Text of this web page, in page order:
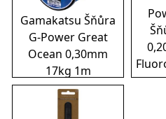
Gamakatsu Šňůra
G-Power Great
Ocean 0,30mm
17kg 1m